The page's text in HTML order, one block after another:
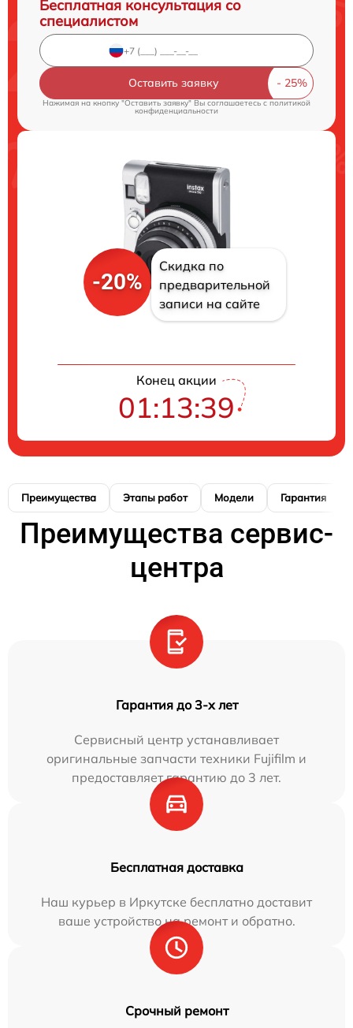
Бесплатная консультация со
специалистом
Оставить заявку
Нажимая на кнопку "Оставить заявку" Вы соглашаетесь c политикой
конфиденциальности
-20%
Скидка по
предварительной
записи на сайте
Конец акции
01:13:38
Преимущества Этапы работ Модели Гарантия
Преимущества сервис-
центра
Гарантия до 3-х лет
Сервисный центр устанавливает
оригинальные запчасти техники Fujifilm и
предоставляет гарантию до 3 лет.
Бесплатная доставка
Наш курьер в Иркутске бесплатно доставит
ваше устройство на ремонт и обратно.
Срочный ремонт